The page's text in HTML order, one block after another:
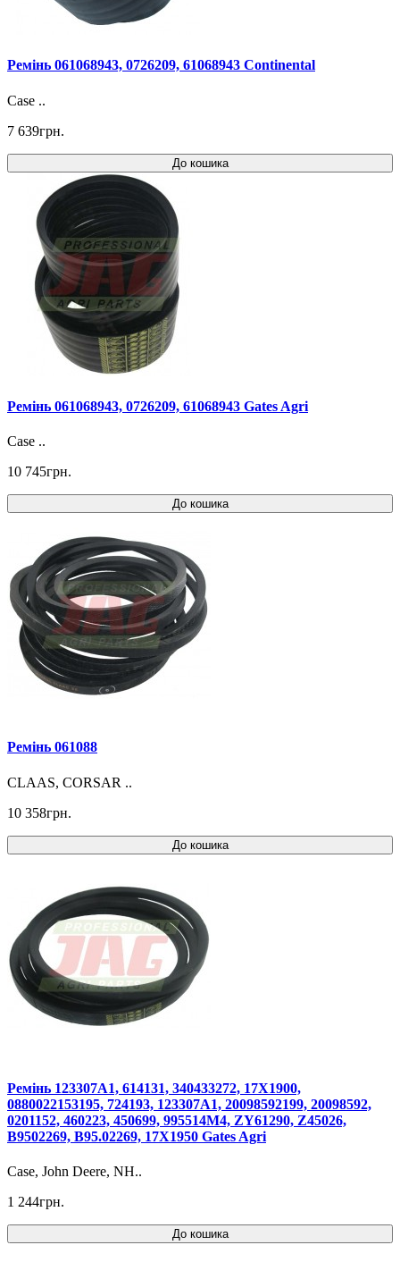
Ремінь 061068943, 0726209, 61068943 Continental
Case ..
7 639грн.
До кошика
Ремінь 061068943, 0726209, 61068943 Gates Agri
Case ..
10 745грн.
До кошика
Ремінь 061088
CLAAS, CORSAR ..
10 358грн.
До кошика
Ремінь 123307A1, 614131, 340433272, 17X1900,
0880022153195, 724193, 123307A1, 20098592199, 20098592,
0201152, 460223, 450699, 995514M4, ZY61290, Z45026,
B9502269, B95.02269, 17X1950 Gates Agri
Case, John Deere, NH..
1 244грн.
До кошика